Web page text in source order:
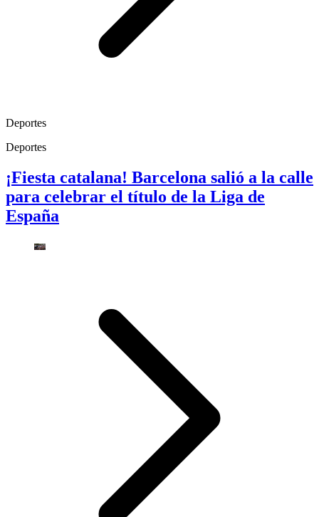
Deportes
Deportes
¡Fiesta catalana! Barcelona salió a la calle
para celebrar el título de la Liga de
España